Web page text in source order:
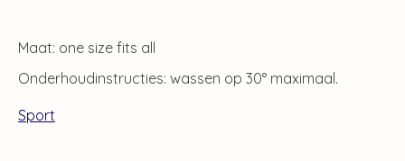
Maat: one size fits all
Onderhoudinstructies: wassen op 30° maximaal.
Sport